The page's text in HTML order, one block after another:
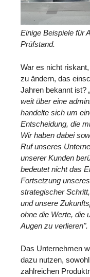
Einige Beispiele für
Prüfstand.
War es nicht
zu ändern, das
Jahren bekannt ist?
weit über eine
handelte sich um
Entscheidung, die
Wir haben dabei
Ruf unseres
unserer Kunden
bedeutet nicht das
Fortsetzung
strategischer
und unsere
ohne die Werte, die
Augen zu verlieren".
Das Unternehmen
dazu nutzen,
zahlreichen